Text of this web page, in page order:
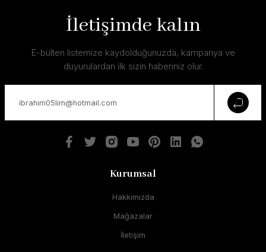
İletişimde kalın
E-bülten listemize kaydolduğunuzda, kampanya ve
duyurulardan ilk sizin haberiniz olur.
Kurumsal
Hakkımızda
Mağazalar
İletişim